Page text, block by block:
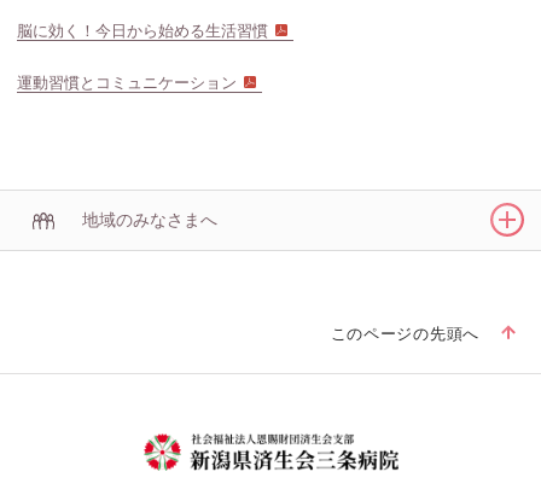
地域のみなさまへ
脳に効く！今日から始める生活習慣
運動習慣とコミュニケーション
このページの先頭へ